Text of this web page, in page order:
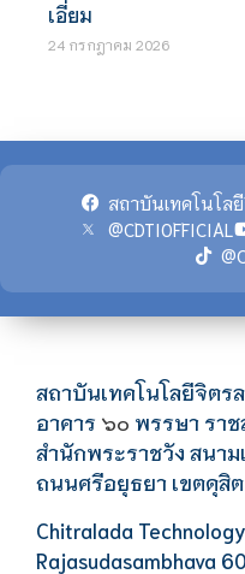
เอี่ยม
24 กรกฎาคม 2026
สถาบันเทคโนโล
@CDTIOFFICIAL
สถาบันเทคโนโลยีจิตร
อาคาร ๖๐ พรรษา รา
สำนักพระราชวัง สนาม
ถนนศรีอยุธยา เขตดุสิ
Chitralada
Rajasudasambhava